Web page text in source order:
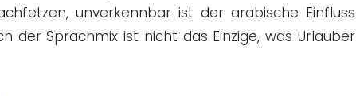
unverkennbar ist der arabische Einfluss
der Sprachmix ist nicht das Einzige, was Urlauber